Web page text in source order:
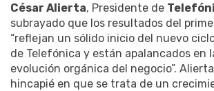
César Alierta, Presidente de
subrayado que los resultados del
“reflejan un sólido inicio del nuevo
de Telefónica y están apalancados en
evolución orgánica del negocio”.
hincapié en que se trata de un